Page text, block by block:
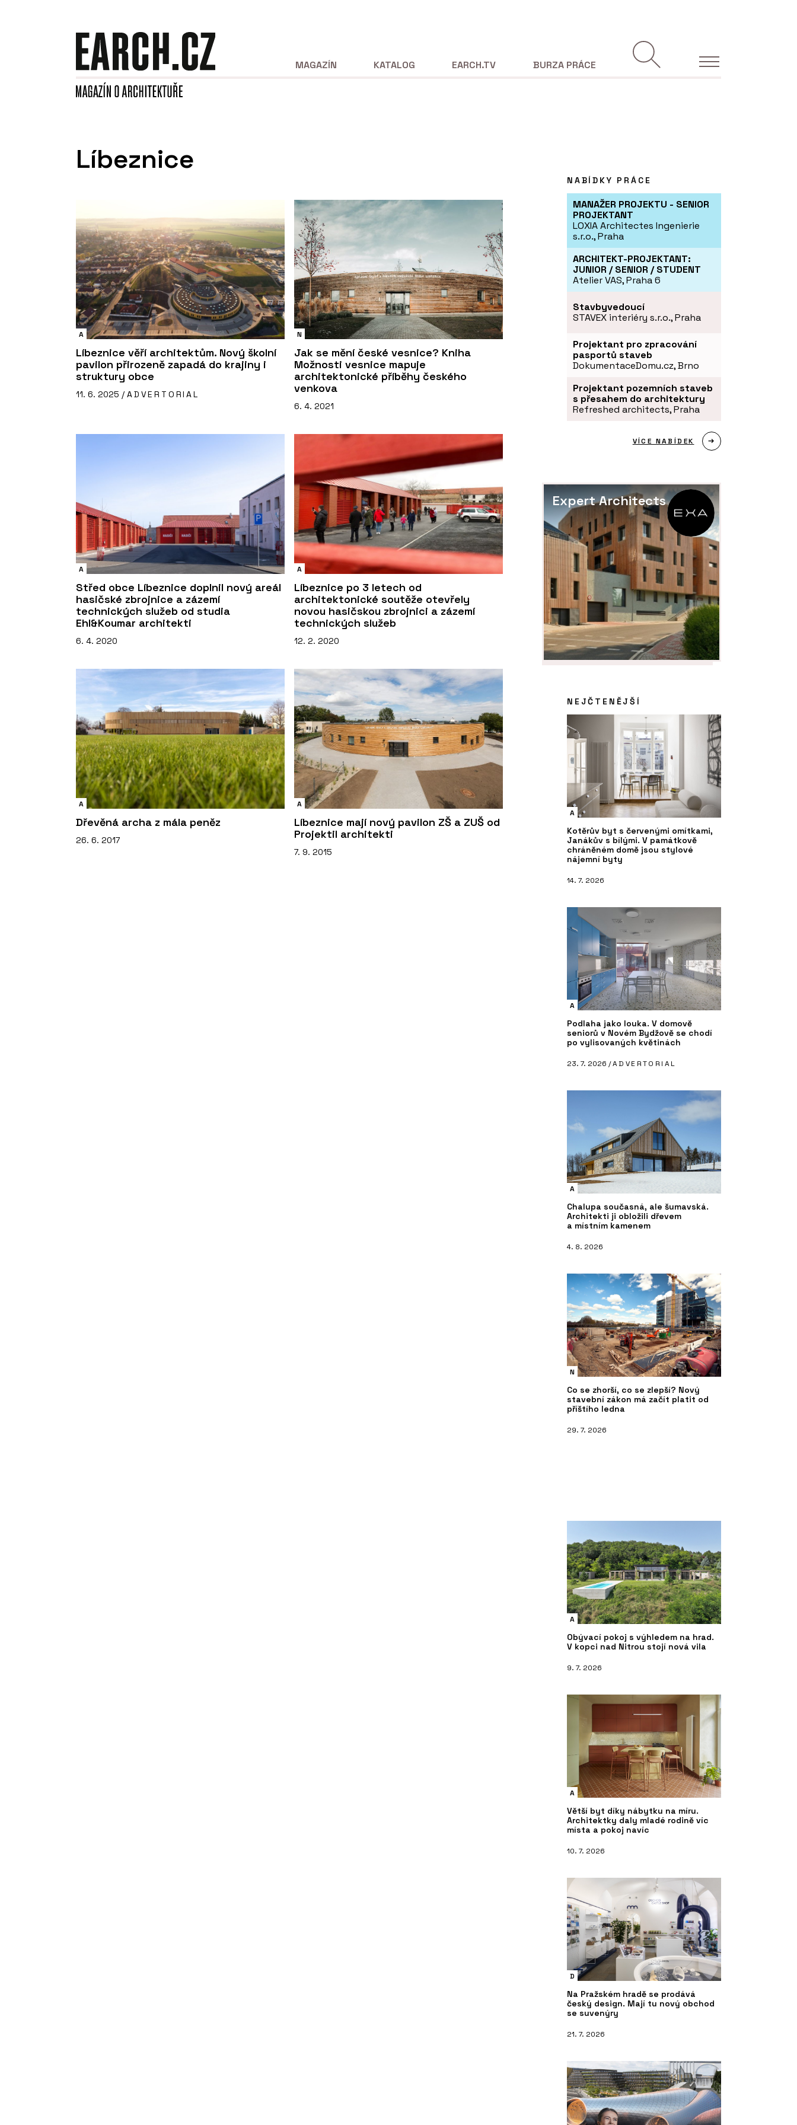
MAGAZÍN KATALOG EARCH.TV BURZA PRÁCE
Líbeznice
A
Líbeznice věří architektům. Nový školní
pavilon přirozeně zapadá do krajiny i
struktury obce
11. 6. 2025 / ADVERTORIAL
N
Jak se mění české vesnice? Kniha
Možnosti vesnice mapuje
architektonické příběhy českého
venkova
6. 4. 2021
A
Střed obce Líbeznice doplnil nový areál
hasičské zbrojnice a zázemí
technických služeb od studia
Ehl&Koumar architekti
6. 4. 2020
A
Líbeznice po 3 letech od
architektonické soutěže otevřely
novou hasičskou zbrojnici a zázemí
technických služeb
12. 2. 2020
A
Dřevěná archa z mála peněz
26. 6. 2017
A
Líbeznice mají nový pavilon ZŠ a ZUŠ od
Projektil architekti
7. 9. 2015
NABÍDKY PRÁCE
MANAŽER PROJEKTU - SENIOR
PROJEKTANT
LOXIA Architectes Ingenierie
s.r.o., Praha
ARCHITEKT-PROJEKTANT:
JUNIOR / SENIOR / STUDENT
Atelier VAS, Praha 6
Stavbyvedoucí
STAVEX interiéry s.r.o., Praha
Projektant pro zpracování
pasportů staveb
DokumentaceDomu.cz, Brno
Projektant pozemních staveb
s přesahem do architektury
Refreshed architects, Praha
VÍCE NABÍDEK
Expert Architects
NEJČTENĚJŠÍ
A
Kotěrův byt s červenými omítkami,
Janákův s bílými. V památkově
chráněném domě jsou stylové
nájemní byty
14. 7. 2026
A
Podlaha jako louka. V domově
seniorů v Novém Bydžově se chodí
po vylisovaných květinách
23. 7. 2026 /ADVERTORIAL
A
Chalupa současná, ale šumavská.
Architekti ji obložili dřevem
a místním kamenem
4. 8. 2026
N
Co se zhorší, co se zlepší? Nový
stavební zákon má začít platit od
příštího ledna
29. 7. 2026
A
Obývací pokoj s výhledem na hrad.
V kopci nad Nitrou stojí nová vila
9. 7. 2026
A
Větší byt díky nábytku na míru.
Architektky daly mladé rodině víc
místa a pokoj navíc
10. 7. 2026
D
Na Pražském hradě se prodává
český design. Mají tu nový obchod
se suvenýry
21. 7. 2026